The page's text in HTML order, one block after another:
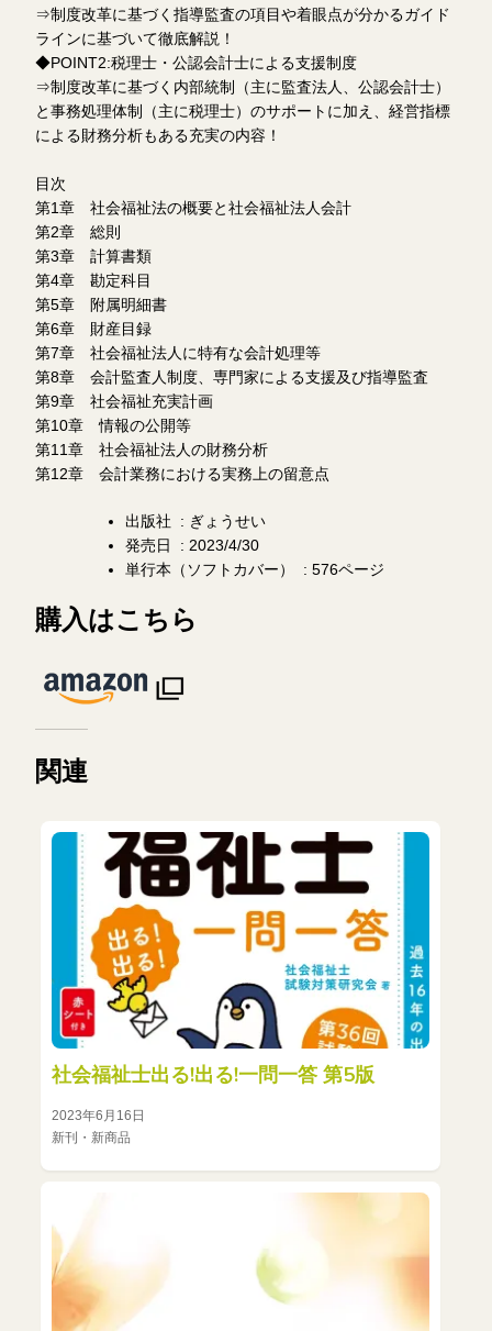
⇒制度改革に基づく指導監査の項目や着眼点が分かるガイド
ラインに基づいて徹底解説！
◆POINT2:税理士・公認会計士による支援制度
⇒制度改革に基づく内部統制（主に監査法人、公認会計士）
と事務処理体制（主に税理士）のサポートに加え、経営指標
による財務分析もある充実の内容！
目次
第1章 社会福祉法の概要と社会福祉法人会計
第2章 総則
第3章 計算書類
第4章 勘定科目
第5章 附属明細書
第6章 財産目録
第7章 社会福祉法人に特有な会計処理等
第8章 会計監査人制度、専門家による支援及び指導監査
第9章 社会福祉充実計画
第10章 情報の公開等
第11章 社会福祉法人の財務分析
第12章 会計業務における実務上の留意点
出版社 ‏ : ‎ぎょうせい
発売日 ‏ : ‎2023/4/30
単行本（ソフトカバー） ‏ : ‎576ページ
購入はこちら
関連
社会福祉士出る!出る!一問一答 第5版
2023年6月16日
新刊・新商品